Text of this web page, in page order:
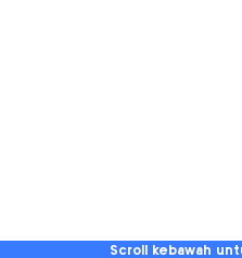
Scroll kebawah